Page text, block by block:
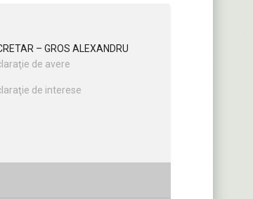
– GROS ALEXANDRU
de avere
de interese